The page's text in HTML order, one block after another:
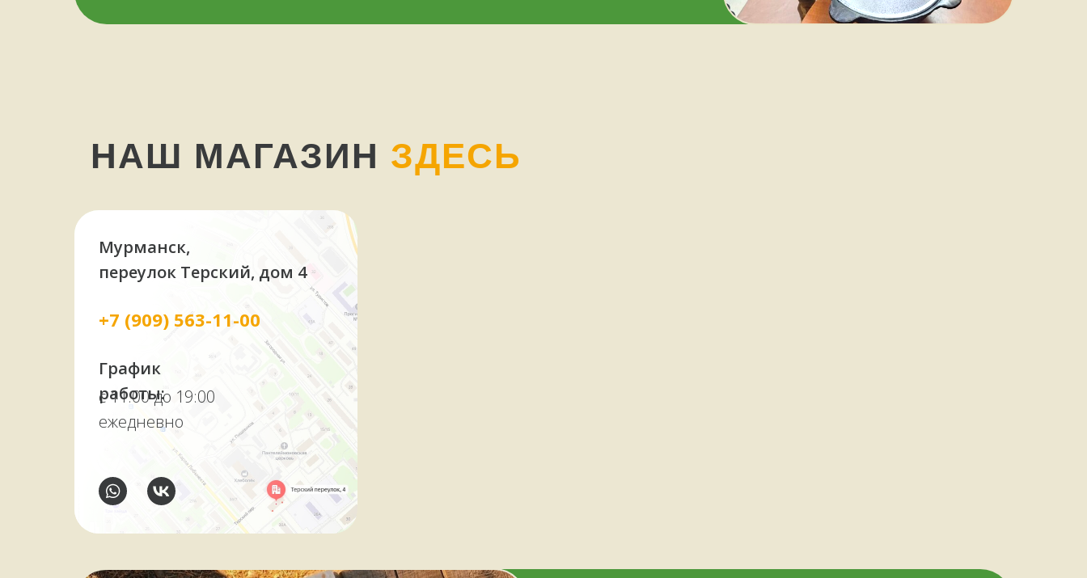
НАШ МАГАЗИН ЗДЕСЬ
Мурманск,
переулок Терский, дом 4
+7 (909) 563-11-00
с 11:00 до 19:00
ежедневно
График
работы: